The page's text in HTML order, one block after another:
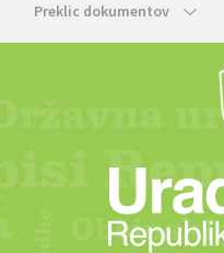
Preklic dokumentov